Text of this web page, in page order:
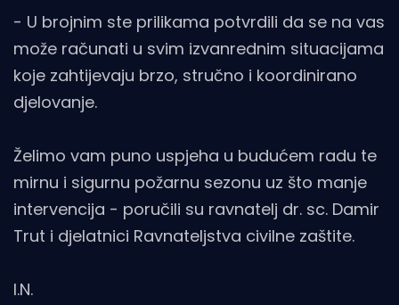
- U brojnim ste prilikama potvrdili da se na vas
može računati u svim izvanrednim situacijama
koje zahtijevaju brzo, stručno i koordinirano
djelovanje.
Želimo vam puno uspjeha u budućem radu te
mirnu i sigurnu požarnu sezonu uz što manje
intervencija - poručili su ravnatelj dr. sc. Damir
Trut i djelatnici Ravnateljstva civilne zaštite.
I.N.